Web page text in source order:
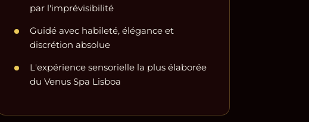
par l'imprévisibilité
Guidé avec habileté, élégance et
discrétion absolue
L'expérience sensorielle la plus élaborée
du Venus Spa Lisboa